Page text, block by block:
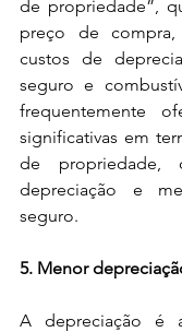
de propriedade”,
preço de
custos de
seguro e
frequentemente
significativas em
de propriedade,
depreciação e
seguro.
5. Menor
A depreciação é